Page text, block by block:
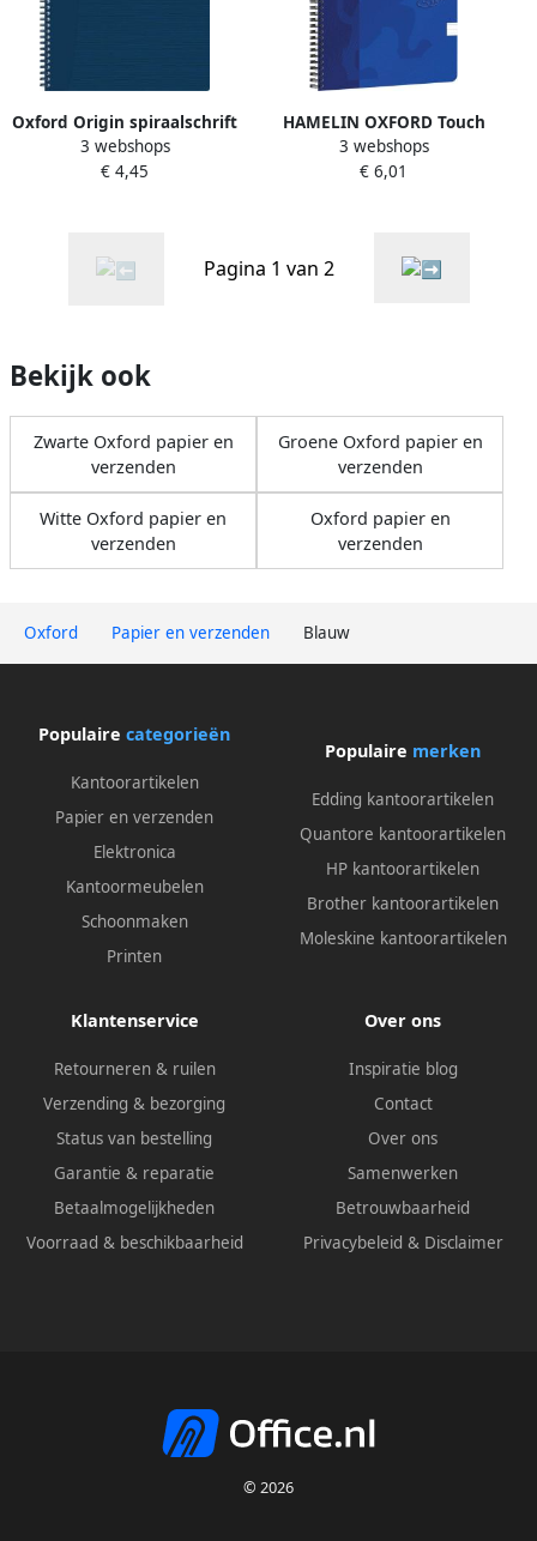
Oxford Papier en verzenden Blauw
Oxford Origin spiraalschrift
ft A4+ 140 bladzijden
gelijnd blauw
3 webshops
€ 4,45
HAMELIN OXFORD Touch
spiraalblok A4 gelijnd 70 vel
90g soepele kartonnen kaft
3 webshops
€ 6,01
Pagina 1 van 2
Bekijk ook
Zwarte Oxford papier en
verzenden
Groene Oxford papier en
verzenden
Witte Oxford papier en
verzenden
Oxford papier en
verzenden
Populaire categorieën
Kantoorartikelen
Papier en verzenden
Elektronica
Kantoormeubelen
Schoonmaken
Printen
Populaire merken
Edding kantoorartikelen
Quantore kantoorartikelen
HP kantoorartikelen
Brother kantoorartikelen
Moleskine kantoorartikelen
Klantenservice
Retourneren & ruilen
Verzending & bezorging
Status van bestelling
Garantie & reparatie
Betaalmogelijkheden
Voorraad & beschikbaarheid
Over ons
Inspiratie blog
Contact
Over ons
Samenwerken
Betrouwbaarheid
Privacybeleid & Disclaimer
© 2026